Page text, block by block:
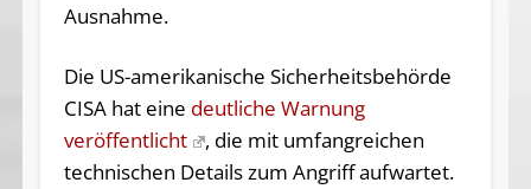
Ausnahme.
Die US-amerikanische Sicherheitsbehörde
CISA hat eine deutliche Warnung
veröffentlicht
, die mit umfangreichen
technischen Details zum Angriff aufwartet.